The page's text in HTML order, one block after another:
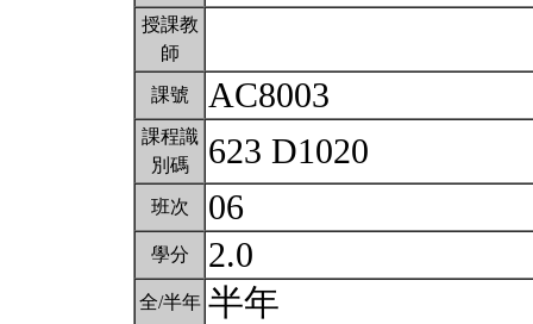
授課教
師
課號 AC8003
課程識
別碼
623 D1020
班次 06
學分 2.0
全/半年 半年